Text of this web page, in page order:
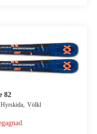
82
Hyrskida Völkl